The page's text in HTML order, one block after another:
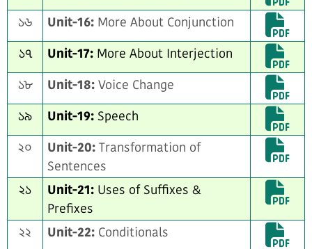
১৬
Unit-16: More About Conjunction
১৭
Unit-17: More About Interjection
১৮
Unit-18: Voice Change
১৯
Unit-19: Speech
২০
Unit-20: Transformation of
Sentences
২১
Unit-21: Uses of Suffixes &
Prefixes
২২
Unit-22: Conditionals